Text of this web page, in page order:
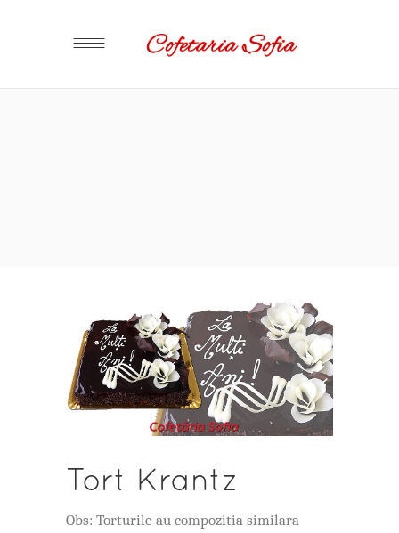
Tort Krantz
Obs: Torturile au compozitia similara